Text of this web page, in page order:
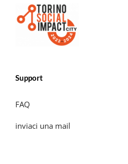
Support
FAQ
inviaci una mail